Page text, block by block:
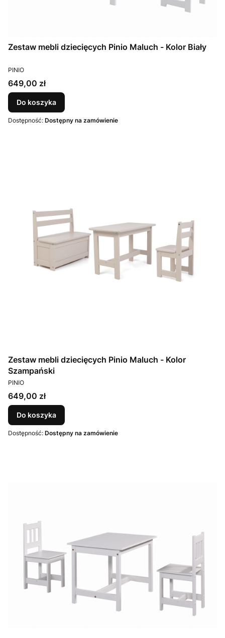
Zestaw mebli dziecięcych Pinio Maluch - Kolor Biały
PRODUCENT
PINIO
Cena
649,00 zł
Do koszyka
Dostępność: Dostępny na zamówienie
Zestaw mebli dziecięcych Pinio Maluch - Kolor
Szampański
PRODUCENT
PINIO
Cena
649,00 zł
Do koszyka
Dostępność: Dostępny na zamówienie